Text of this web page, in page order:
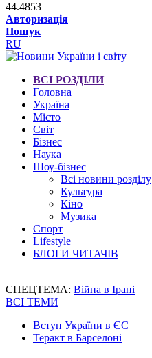
44.4853
Авторизація
Пошук
RU
ВСІ РОЗДІЛИ
Головна
Україна
Місто
Світ
Бізнес
Наука
Шоу-бізнес
Всі новини розділу
Культура
Кіно
Музика
Спорт
Lifestyle
БЛОГИ ЧИТАЧІВ
СПЕЦТЕМА: Війна в Ірані
ВСІ ТЕМИ
Вступ України в ЄС
Теракт в Барселоні